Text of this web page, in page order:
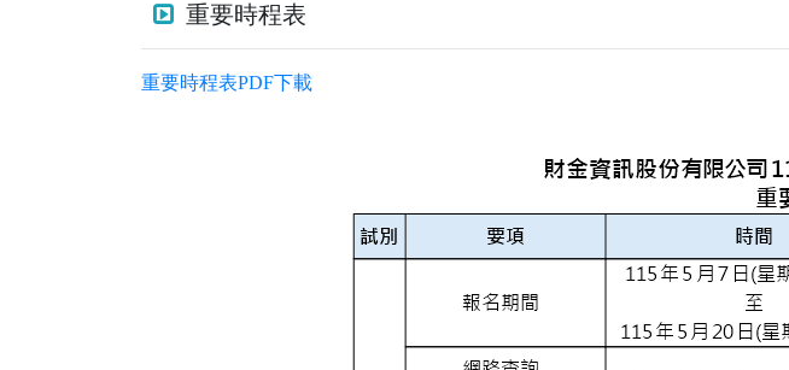
重要時程表
重要時程表PDF下載